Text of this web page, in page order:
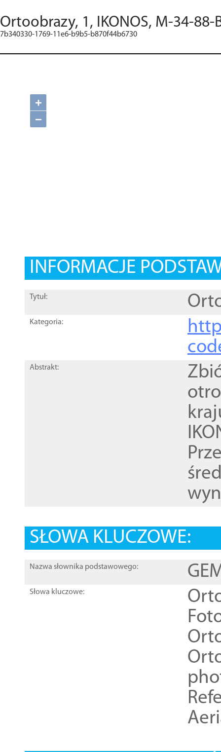
Ortoobrazy, 1, IKONOS, M-34-88-
7b340330-1769-11e6-b9b5-b870f44b6730
+
−
INFORMACJE
Tytuł:
Kategoria:
Abstrakt:
SŁOWA KLUCZOWE:
Nazwa słownika podstawowego:
Słowa kluczowe: